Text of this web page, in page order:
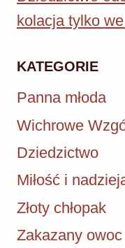
kolacja tylko
KATEGORIE
Panna młoda
Wichrowe
Dziedzictwo
Miłość i
Złoty chłopak
Zakazany owoc